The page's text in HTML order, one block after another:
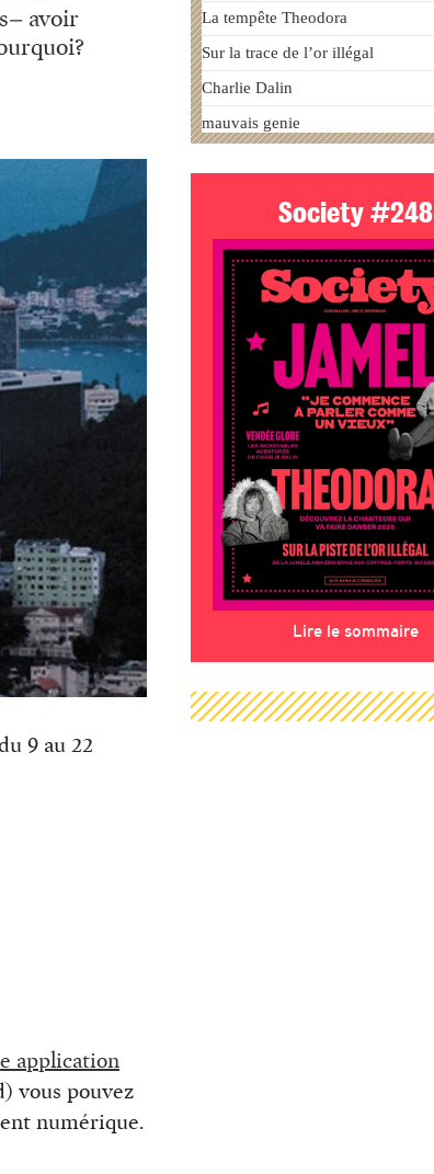
La tempête Theodora
Sur la trace de l’or illégal
Charlie Dalin
mauvais genie
Society #248
Lire le sommaire
avoir
9 au 22
application
vous pouvez
numérique.